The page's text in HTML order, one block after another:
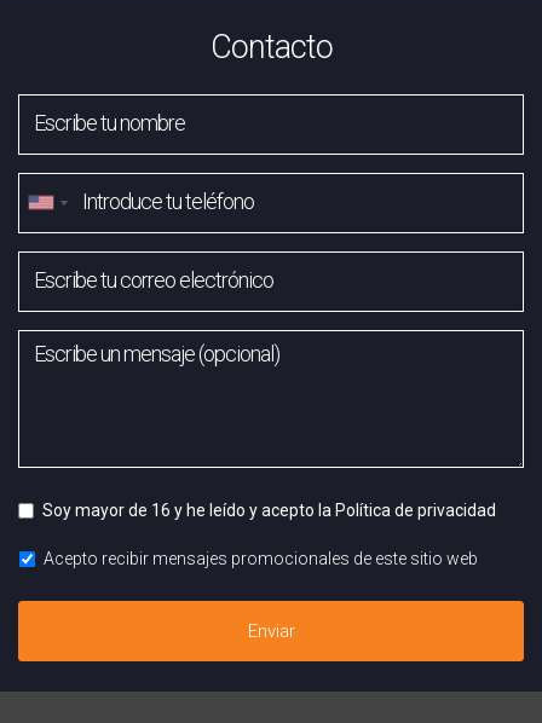
Contacto
Soy mayor de 16 y he leído y acepto la Política de privacidad
Acepto recibir mensajes promocionales de este sitio web
Enviar